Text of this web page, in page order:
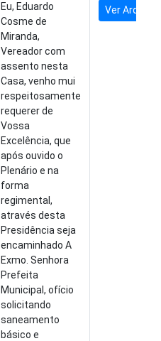
Eu, Eduardo
Cosme de
Miranda,
Vereador com
assento nesta
Casa, venho mui
respeitosamente
requerer de
Vossa
Excelência, que
após ouvido o
Plenário e na
forma
regimental,
através desta
Presidência seja
encaminhado A
Exmo. Senhora
Prefeita
Municipal, ofício
solicitando
saneamento
básico e
Ver Arquivo